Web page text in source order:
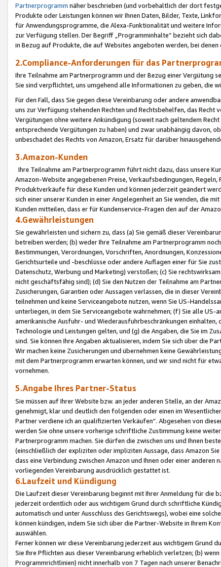
Partnerprogramm näher beschrieben (und vorbehaltlich der dort
Produkte oder Leistungen können wir Ihnen Daten, Bilder, Texte,
für Anwendungsprogramme, die Alexa-Funktionalität und weitere
zur Verfügung stellen. Der Begriff „Programminhalte“ bezieht sich
in Bezug auf Produkte, die auf Websites angeboten werden, bei
2.Compliance-Anforderungen für das
Ihre Teilnahme am Partnerprogramm und der Bezug einer Vergütung
Sie sind verpflichtet, uns umgehend alle Informationen zu geben, die
Für den Fall, dass Sie gegen diese Vereinbarung oder andere
uns zur Verfügung stehenden Rechten und Rechtsbehelfen, das
Vergütungen ohne weitere Ankündigung (soweit nach geltendem
entsprechende Vergütungen zu haben) und zwar unabhängig davon,
unbeschadet des Rechts von Amazon, Ersatz für darüber
3.Amazon-Kunden
Ihre Teilnahme am Partnerprogramm führt nicht dazu, dass unsere
Amazon-Website angegebenen Preise, Verkaufsbedingungen,
Produktverkäufe für diese Kunden und können jederzeit geändert
sich einer unserer Kunden in einer Angelegenheit an Sie wenden, die
Kunden mitteilen, dass er für Kundenservice-Fragen den auf der
4.Gewährleistungen
Sie gewährleisten und sichern zu, dass (a) Sie gemäß dieser
betreiben werden; (b) weder Ihre Teilnahme am Partnerprogramm
Bestimmungen, Verordnungen, Vorschriften, Anordnungen,
Gerichtsurteile und -beschlüsse oder andere Auflagen einer für Sie
Datenschutz, Werbung und Marketing) verstoßen; (c) Sie
nicht geschäftsfähig sind); (d) Sie den Nutzen der Teilnahme am
Zusicherungen, Garantien oder Aussagen verlassen, die in dieser
teilnehmen und keine Serviceangebote nutzen, wenn Sie US-
unterliegen, in dem Sie Serviceangebote wahrnehmen; (f) Sie alle
amerikanische Ausfuhr- und Wiederausfuhrbeschränkungen
Technologie und Leistungen gelten, und (g) die Angaben, die Sie im
sind. Sie können Ihre Angaben aktualisieren, indem Sie sich über die
Wir machen keine Zusicherungen und übernehmen keine
mit dem Partnerprogramm erwarten können, und wir sind nicht für
vornehmen.
5.Angabe Ihres Partner-Status
Sie müssen auf Ihrer Website bzw. an jeder anderen Stelle, an der
genehmigt, klar und deutlich den folgenden oder einen im
Partner verdiene ich an qualifizierten Verkäufen“. Abgesehen von
werden Sie ohne unsere vorherige schriftliche Zustimmung keine
Partnerprogramm machen. Sie dürfen die zwischen uns und Ihnen
(einschließlich der expliziten oder impliziten Aussage, dass Amazon
dass eine Verbindung zwischen Amazon und Ihnen oder einer
vorliegenden Vereinbarung ausdrücklich gestattet ist.
6.Laufzeit und Kündigung
Die Laufzeit dieser Vereinbarung beginnt mit Ihrer Anmeldung für die
jederzeit ordentlich oder aus wichtigem Grund durch schriftliche
automatisch und unter Ausschluss des Gerichtswegs), wobei eine
können kündigen, indem Sie sich über die Partner-Website in Ihrem
auswählen.
Ferner können wir diese Vereinbarung jederzeit aus wichtigem Grund
Sie Ihre Pflichten aus dieser Vereinbarung erheblich verletzen; (b)
Programmrichtlinien) nicht innerhalb von 7 Tagen nach unserer